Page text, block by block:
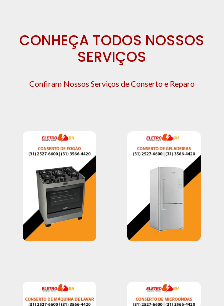
CONHEÇA TODOS NOSSOS
SERVIÇOS
Confiram Nossos Serviços de Conserto e Reparo